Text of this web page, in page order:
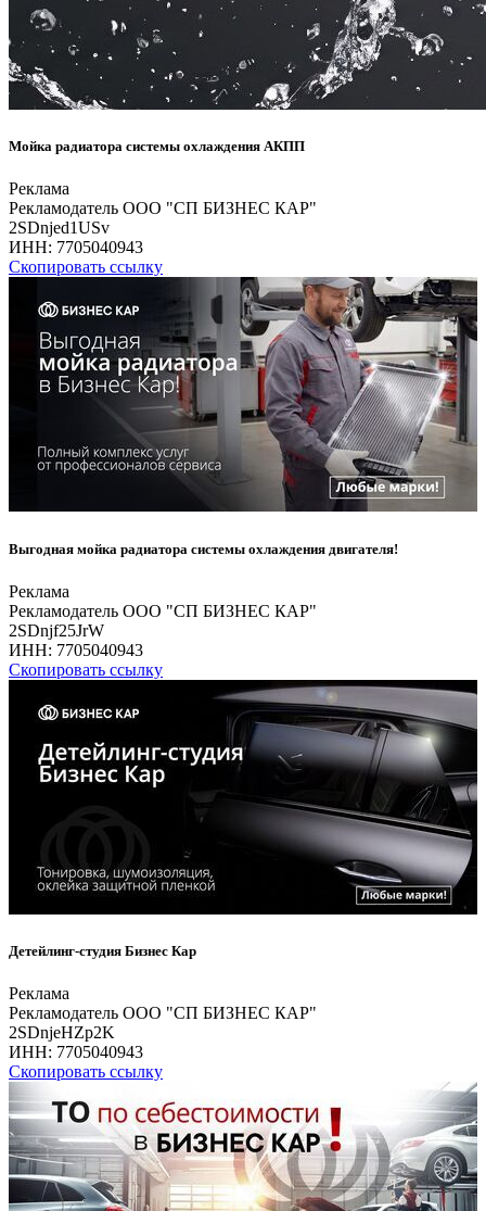
Мойка радиатора системы охлаждения АКПП
Реклама
Рекламодатель ООО "СП БИЗНЕС КАР"
2SDnjed1USv
ИНН: 7705040943
Скопировать ссылку
Выгодная мойка радиатора системы охлаждения двигателя!
Реклама
Рекламодатель ООО "СП БИЗНЕС КАР"
2SDnjf25JrW
ИНН: 7705040943
Скопировать ссылку
Детейлинг-студия Бизнес Кар
Реклама
Рекламодатель ООО "СП БИЗНЕС КАР"
2SDnjeHZp2K
ИНН: 7705040943
Скопировать ссылку